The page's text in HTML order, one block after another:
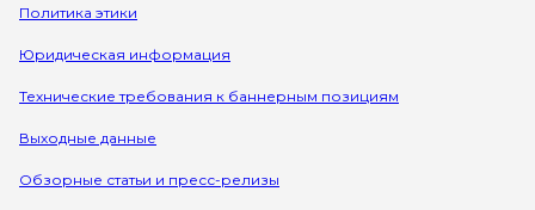
Политика этики
Юридическая информация
Технические требования к баннерным позициям
Выходные данные
Обзорные статьи и пресс-релизы